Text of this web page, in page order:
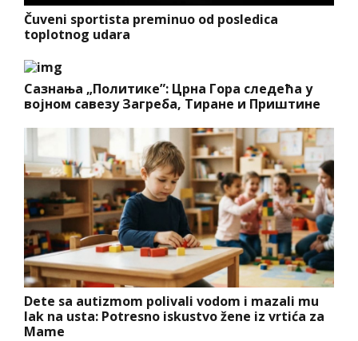
Čuveni sportista preminuo od posledica
toplotnog udara
Сазнања „Политике”: Црна Гора следећа у
војном савезу Загреба, Тиране и Приштине
Dete sa autizmom polivali vodom i mazali mu
lak na usta: Potresno iskustvo žene iz vrtića za
Mame